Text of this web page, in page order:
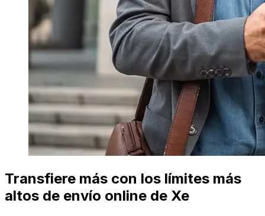
Transfiere más con los límites más
altos de envío online de Xe